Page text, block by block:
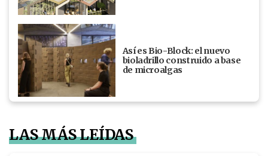
Así es Bio-Block: el nuevo
bioladrillo construido a base
de microalgas
LAS MÁS LEÍDAS